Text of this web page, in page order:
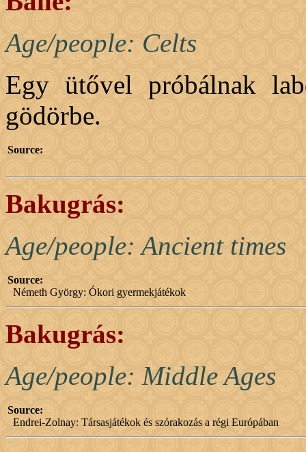
Age/people: Celts
Egy ütővel próbálnak
gödörbe.
Source:
Bakugrás:
Age/people: Ancient times
Source:
Németh György: Ókori gyermekjátékok
Bakugrás:
Age/people: Middle Ages
Source:
Endrei-Zolnay: Társasjátékok és szórakozás a régi Európában